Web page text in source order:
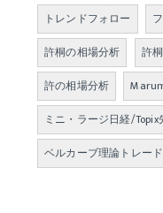
トレンドフォロー
許桐の相場分析
許
許の相場分析
ミニ・ラージ日経/
ベルカーブ理論トレード